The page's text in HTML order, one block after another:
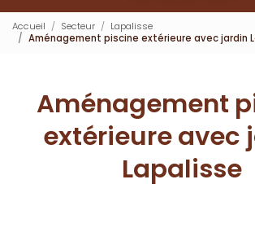
Accueil Secteur
Lapalisse
Aménagement piscine extérieure avec jardin
Aménagement
extérieure avec
Lapalisse